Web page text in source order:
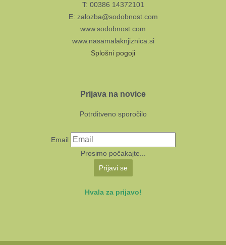
T: 00386 14372101
E: zalozba@sodobnost.com
www.sodobnost.com
www.nasamalaknjiznica.si
Splošni pogoji
Prijava na novice
Potrditveno sporočilo
Email
Prosimo počakajte...
Prijavi se
Hvala za prijavo!